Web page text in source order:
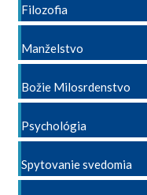
Filozofia
Manželstvo
Božie Milosrdenstvo
Psychológia
Spytovanie svedomia